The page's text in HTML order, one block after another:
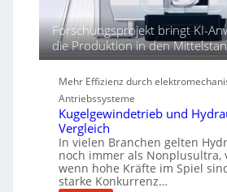
d
i
e
e
r
f
o
r
m
a
Forschungsprojekt bringt KI-
die Produktion in den
Mehr Effizienz durch
Antriebssysteme
Kugelgewindetrieb und
Vergleich
In vielen Branchen gelten
noch immer als Nonplusultra,
wenn hohe Kräfte im Spiel
starke Konkurrenz…